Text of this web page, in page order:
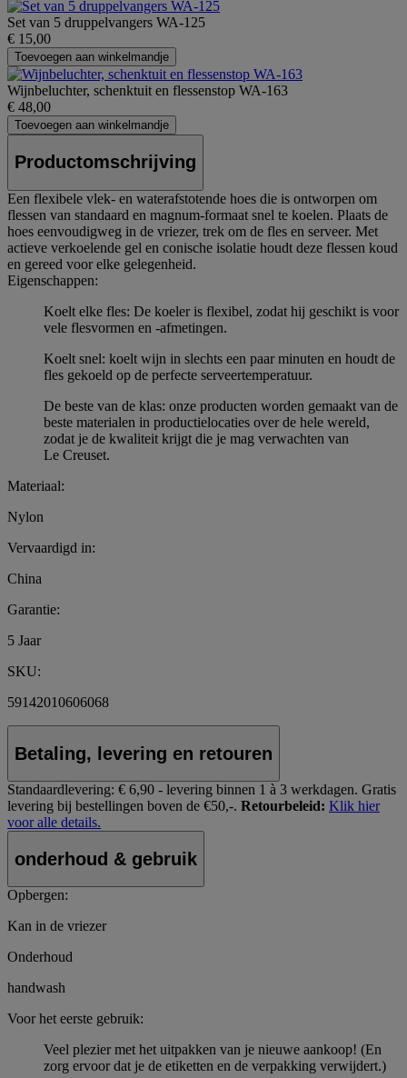
Set van 5 druppelvangers WA-125
€ 15,00
Toevoegen aan winkelmandje
Wijnbeluchter, schenktuit en flessenstop WA-163
€ 48,00
Toevoegen aan winkelmandje
Productomschrijving
Een flexibele vlek- en waterafstotende hoes die is ontworpen om
flessen van standaard en magnum-formaat snel te koelen. Plaats de
hoes eenvoudigweg in de vriezer, trek om de fles en serveer. Met
actieve verkoelende gel en conische isolatie houdt deze flessen koud
en gereed voor elke gelegenheid.
Eigenschappen:
Koelt elke fles: De koeler is flexibel, zodat hij geschikt is voor
vele flesvormen en -afmetingen.
Koelt snel: koelt wijn in slechts een paar minuten en houdt de
fles gekoeld op de perfecte serveertemperatuur.
De beste van de klas: onze producten worden gemaakt van de
beste materialen in productielocaties over de hele wereld,
zodat je de kwaliteit krijgt die je mag verwachten van
Le Creuset.
Materiaal:
Nylon
Vervaardigd in:
China
Garantie:
5 Jaar
SKU:
59142010606068
Betaling, levering en retouren
Standaardlevering: € 6,90 - levering binnen 1 à 3 werkdagen. Gratis
levering bij bestellingen boven de €50,-. Retourbeleid: Klik hier
voor alle details.
onderhoud & gebruik
Opbergen:
Kan in de vriezer
Onderhoud
handwash
Voor het eerste gebruik:
Veel plezier met het uitpakken van je nieuwe aankoop! (En
zorg ervoor dat je de etiketten en de verpakking verwijdert.)